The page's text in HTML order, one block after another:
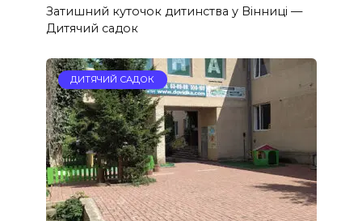
Затишний куточок дитинства у Вінниці —
Дитячий садок
ДИТЯЧИЙ САДОК